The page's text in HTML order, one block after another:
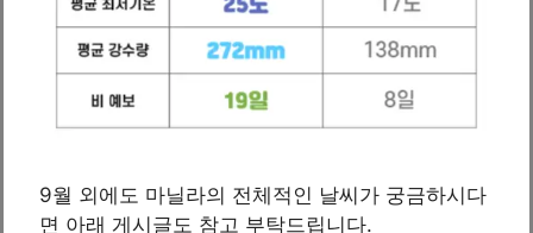
9월 외에도 마닐라의 전체적인 날씨가 궁금하시다
면 아래 게시글도 참고 부탁드립니다.